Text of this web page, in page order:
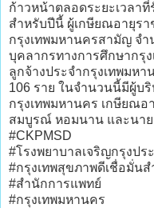
ก้าวหน้าตลอดระยะเวลาที่
สำหรับปีนี้ ผู้เกษียณอายุร
กรุงเทพมหานครสามัญ จ
บุคลากรทางการศึกษากรุ
ลูกจ้างประจำกรุงเทพมห
106 ราย ในจำนวนนี้มีผู้บ
กรุงเทพมหานคร เกษียณอ
สมบูรณ์ หอมนาน และนา
#CKPMSD
#โรงพยาบาลเจริญกรุงปร
#กรุงเทพสุขภาพดีเชื่อมั่น
#สำนักการแพทย์
#กรุงเทพมหานคร